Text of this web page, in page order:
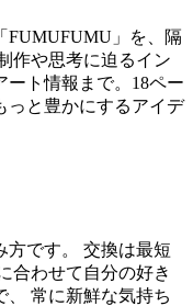
FUMUFUMU」を、隔
作や思考に迫るイン
ート情報まで。18ペー
っと豊かにするアイデ
方です。 交換は最短
合わせて自分の好き
、 常に新鮮な気持ち